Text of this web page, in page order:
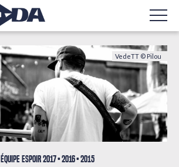
VedeTT © Pilou
ÉQUIPE ESPOIR2017 2016 2015